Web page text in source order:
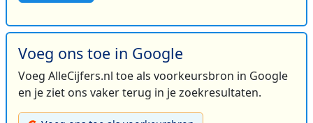
Voeg ons toe in Google
Voeg AlleCijfers.nl toe als voorkeursbron in Google
en je ziet ons vaker terug in je zoekresultaten.